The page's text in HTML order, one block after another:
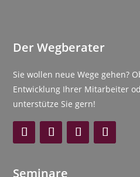
Der Wegberater
Sie wollen neue Wege gehen?
Entwicklung Ihrer Mitarbeiter
unterstütze Sie gern!
Seminare